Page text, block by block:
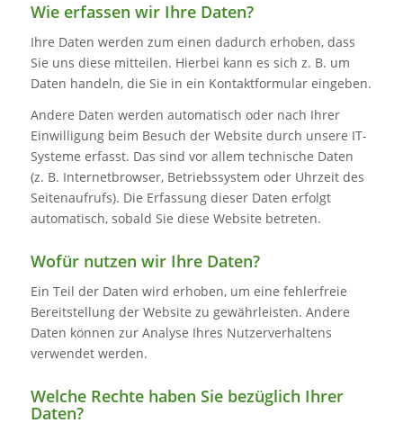
Wie erfassen wir Ihre Daten?
Ihre Daten werden zum einen dadurch erhoben, dass
Sie uns diese mitteilen. Hierbei kann es sich z. B. um
Daten handeln, die Sie in ein Kontaktformular eingeben.
Andere Daten werden automatisch oder nach Ihrer
Einwilligung beim Besuch der Website durch unsere IT-
Systeme erfasst. Das sind vor allem technische Daten
(z. B. Internetbrowser, Betriebssystem oder Uhrzeit des
Seitenaufrufs). Die Erfassung dieser Daten erfolgt
automatisch, sobald Sie diese Website betreten.
Wofür nutzen wir Ihre Daten?
Ein Teil der Daten wird erhoben, um eine fehlerfreie
Bereitstellung der Website zu gewährleisten. Andere
Daten können zur Analyse Ihres Nutzerverhaltens
verwendet werden.
Welche Rechte haben Sie bezüglich Ihrer
Daten?